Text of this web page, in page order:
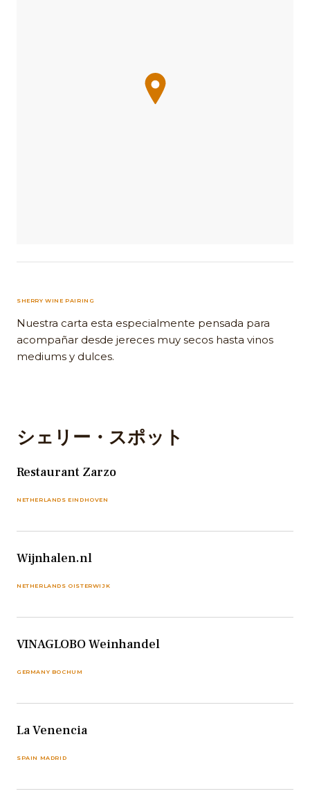
SHERRY WINE PAIRING
Nuestra carta esta especialmente pensada para
acompañar desde jereces muy secos hasta vinos
mediums y dulces.
シェリー・スポット
Restaurant Zarzo
NETHERLANDS EINDHOVEN
Wijnhalen.nl
NETHERLANDS OISTERWIJK
VINAGLOBO Weinhandel
GERMANY BOCHUM
La Venencia
SPAIN MADRID